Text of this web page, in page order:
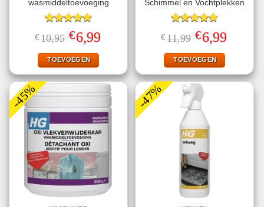
wasmiddeltoevoeging
Gewaardeerd
4.89uit 5
€10,95 Oorspronkelijke
prijs
was:
€10,95.
€6,99Huidige
prijs
TOEVOEGEN
Schimmel en Vochtplekken
Gewaardeerd
4.80uit 5
€11,99 Oorspronkelijke
prijs
was:
€11,99.
€6,99Huidige
prijs
TOEVOEGEN
-45% -47%